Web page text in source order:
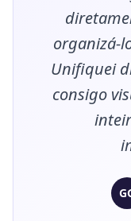
organizá-
Unifiquei
consigo